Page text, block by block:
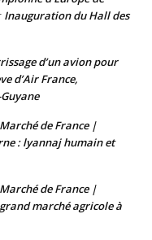
Inauguration du Hall des
d’un avion pour
d’Air France,
de France |
: lyannaj humain et
de France |
marché agricole à